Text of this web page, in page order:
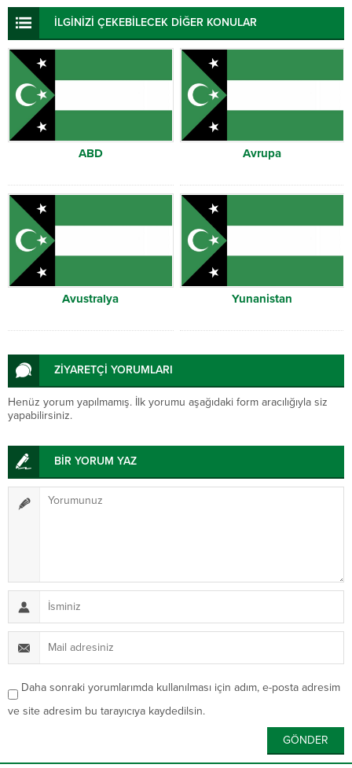
İLGİNİZİ ÇEKEBİLECEK DİĞER KONULAR
ABD Avrupa
Avustralya Yunanistan
ZİYARETÇİ YORUMLARI
Henüz yorum yapılmamış. İlk yorumu aşağıdaki form aracılığıyla siz
yapabilirsiniz.
BİR YORUM YAZ
Daha sonraki yorumlarımda kullanılması için adım, e-posta adresim
ve site adresim bu tarayıcıya kaydedilsin.